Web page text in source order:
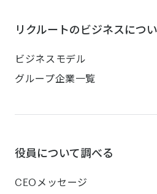
リクルートのビジネスにつ
ビジネスモデル
グループ企業一覧
役員について調べる
CEOメッセージ